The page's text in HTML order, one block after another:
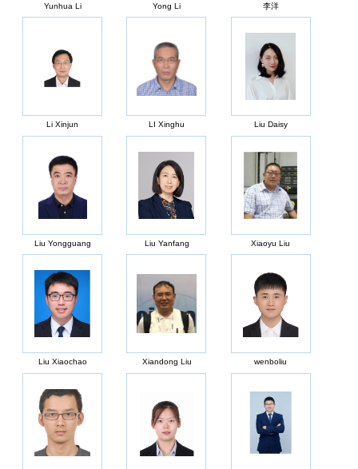
Yunhua Li Yong Li 李洋
Li Xinjun LI Xinghu Liu Daisy
Liu Yongguang Liu Yanfang Xiaoyu Liu
Liu Xiaochao Xiandong Liu wenboliu